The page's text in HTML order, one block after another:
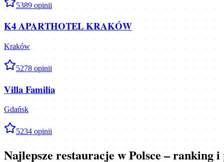
5389 opinii
K4 APARTHOTEL KRAKÓW
Kraków
5278 opinii
Villa Familia
Gdańsk
5234 opinii
Najlepsze restauracje w Polsce –